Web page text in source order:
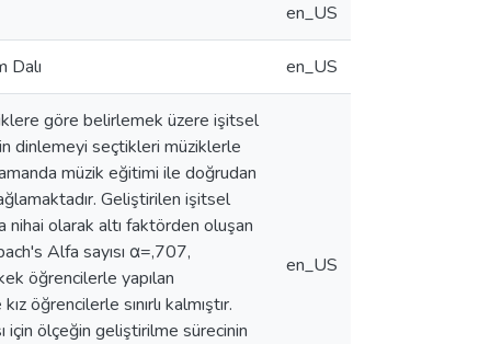
en_US
Dalı en_US
göre belirlemek üzere işitsel
dinlemeyi seçtikleri müziklerle
müzik eğitimi ile doğrudan
Geliştirilen işitsel
nihai olarak altı faktörden oluşan
Alfa sayısı α=,707,
öğrencilerle yapılan
öğrencilerle sınırlı kalmıştır.
ölçeğin geliştirilme sürecinin
en_US